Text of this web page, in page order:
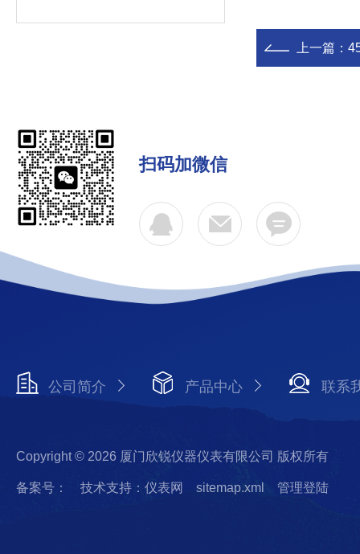
上一篇：
扫码加微信
公司简介 产品中心 联系
Copyright © 2026 厦门欣锐仪器仪表有限公司 版权所有
备案号： 技术支持：仪表网 sitemap.xml 管理登陆